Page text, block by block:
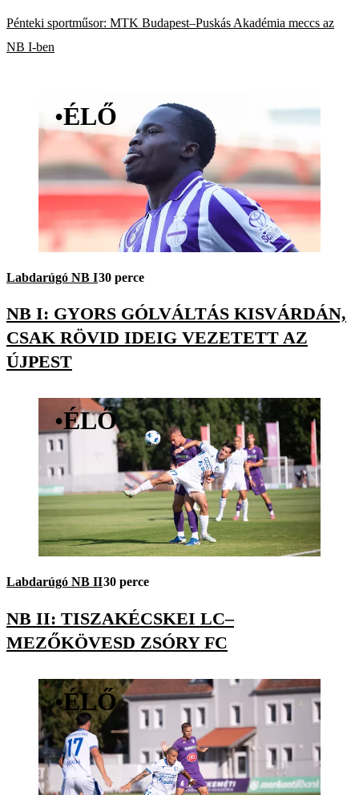
Pénteki sportműsor: MTK Budapest–Puskás Akadémia meccs az
NB I-ben
•ÉLŐ
Labdarúgó NB I30 perce
NB I: GYORS GÓLVÁLTÁS KISVÁRDÁN,
CSAK RÖVID IDEIG VEZETETT AZ
ÚJPEST
•ÉLŐ
Labdarúgó NB II30 perce
NB II: TISZAKÉCSKEI LC–
MEZŐKÖVESD ZSÓRY FC
•ÉLŐ